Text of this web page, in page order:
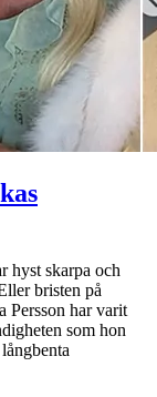
hyst skarpa och
bristen på
har varit
som hon